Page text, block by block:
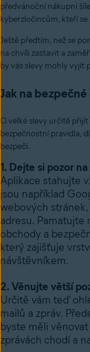
předvánoční nákupní
kyberzločincům, kteří
Ještě předtím, než se
na chvíli zastavit a
by vás slevy mohly vyjít
Jak na
O velké slevy určitě
bezpečnostní pravidla,
bezpečí.
1. Dejte si pozor
Aplikace stahujte
jsou například
webových
adresu. Pamatujte
obchody a
který zajišťuje
návštěvníkem.
2. Věnujte větší
Určitě vám teď
mailů a zpráv.
byste měli
zprávách chodí a